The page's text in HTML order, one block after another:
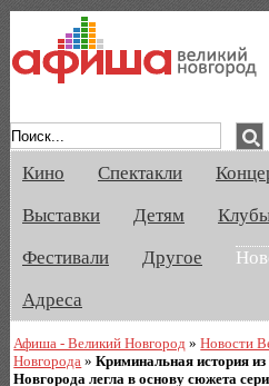
Кино Спектакли
Выставки
Детям
Фестивали
Другое
Адреса
Афиша - Великий Новгород »Новости
Новгорода »Криминальная история из
Новгорода легла в основу сюжета